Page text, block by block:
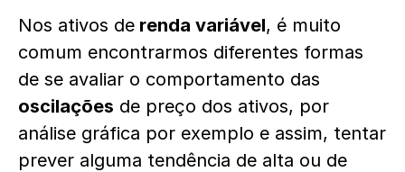
Nos ativos de renda variável, é muito
comum encontrarmos diferentes formas
de se avaliar o comportamento das
oscilações de preço dos ativos, por
análise gráfica por exemplo e assim, tentar
prever alguma tendência de alta ou de